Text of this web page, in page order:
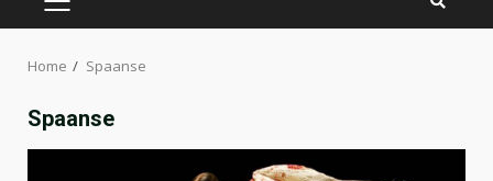
PRIMARY
Home Spaanse
Spaanse